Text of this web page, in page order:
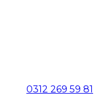
0312 269 59 81